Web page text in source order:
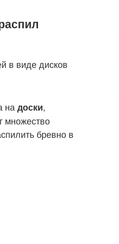
в виде дисков
на доски,
множество
бревно в